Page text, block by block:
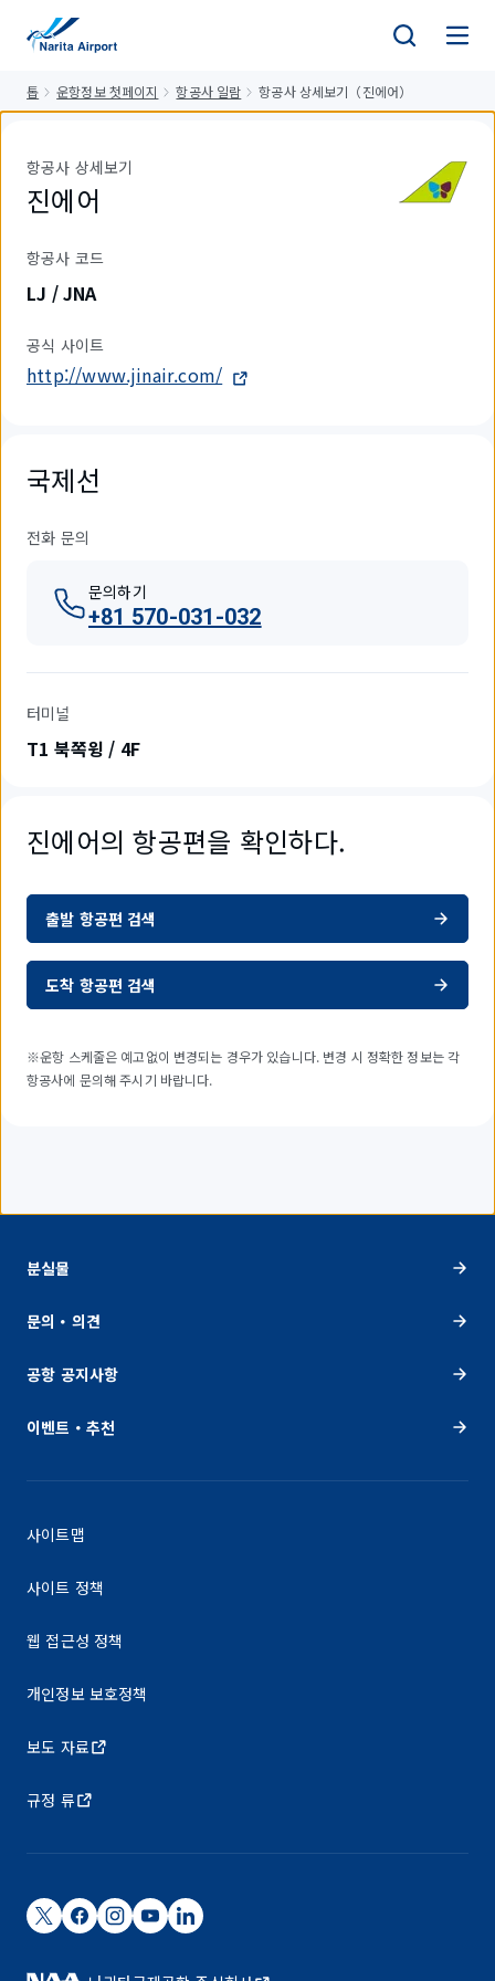
톱 운항정보 첫페이지 항공사 일람 항공사 상세보기（진에어）
항공사 상세보기
진에어
항공사 코드
LJ / JNA
공식 사이트
http://www.jinair.com/
국제선
전화 문의
문의하기
+81 570-031-032
터미널
T1 북쪽윙 / 4F
진에어의 항공편을 확인하다.
출발 항공편 검색
도착 항공편 검색
※운항 스케줄은 예고없이 변경되는 경우가 있습니다. 변경 시 정확한 정보는 각
항공사에 문의해 주시기 바랍니다.
분실물
문의・의견
공항 공지사항
이벤트・추천
사이트맵
사이트 정책
웹 접근성 정책
개인정보 보호정책
보도 자료
규정 류